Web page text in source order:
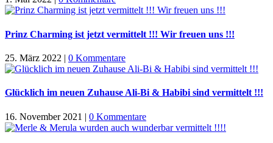
Prinz Charming ist jetzt vermittelt !!! Wir freuen uns !!!
25. März 2022 | 0 Kommentare
Glücklich im neuen Zuhause Ali-Bi & Habibi sind vermittelt !!!
16. November 2021 | 0 Kommentare